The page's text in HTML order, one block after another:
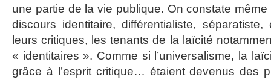
une partie de la vie publique. On constate
discours identitaire, différentialiste,
leurs critiques, les tenants de la laïcité
« identitaires ». Comme si l’universalisme, la
grâce à l’esprit critique… étaient devenus des